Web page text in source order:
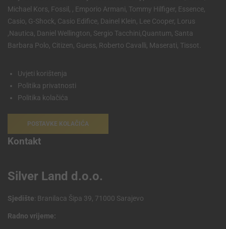
Michael Kors, Fossil, , Emporio Armani, Tommy Hilfiger, Essence,
Casio, G-Shock, Casio Edifice, Dainel Klein, Lee Cooper, Lorus
,Nautica, Daniel Wellington, Sergio Tacchini,Quantum, Santa
Barbara Polo, Citizen, Guess, Roberto Cavalli, Maserati, Tissot.
Uvjeti korištenja
Politika privatnosti
Politika kolačića
POSTAVKE KOLAČIĆA
Kontakt
Silver Land d.o.o.
Sjedište: Branilaca Šipa 39, 71000 Sarajevo
Radno vrijeme: